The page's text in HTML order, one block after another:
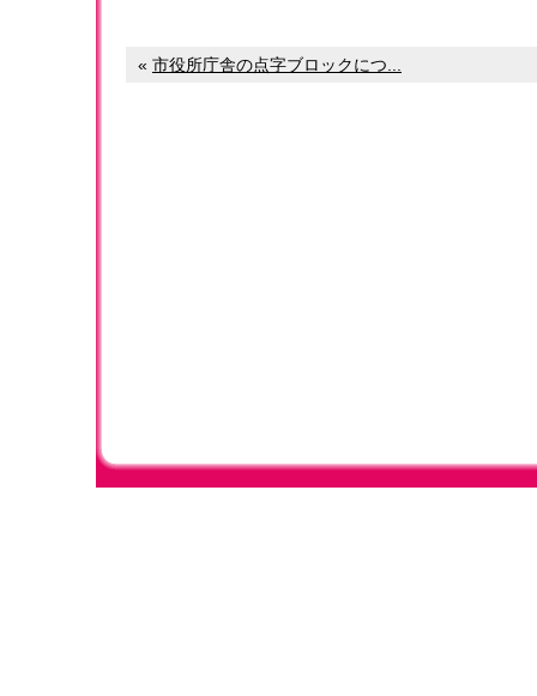
« 市役所庁舎の点字ブロックにつ...